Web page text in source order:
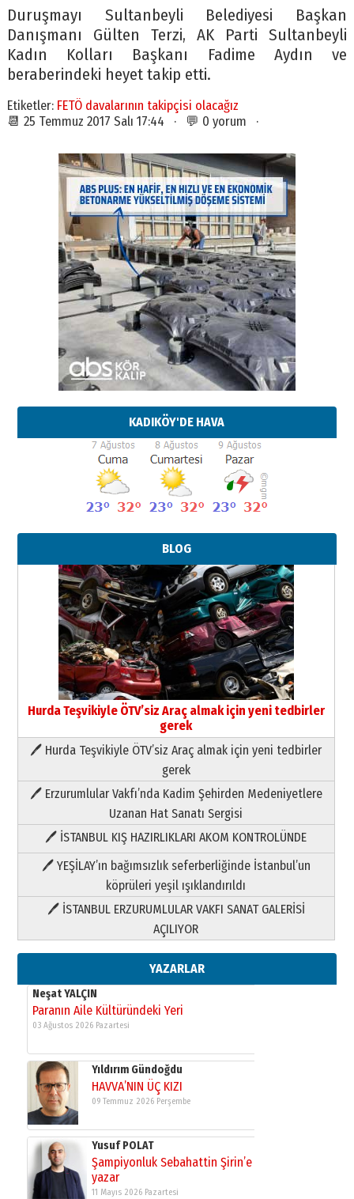
Duruşmayı Sultanbeyli Belediyesi Başkan
Danışmanı Gülten Terzi, AK Parti Sultanbeyli
Kadın Kolları Başkanı Fadime Aydın ve
beraberindeki heyet takip etti.
Etiketler: FETÖ davalarının takipçisi olacağız
📆 25 Temmuz 2017 Salı 17:44 · 💬 0 yorum ·
KADIKÖY'DE HAVA
BLOG
Hurda Teşvikiyle ÖTV’siz Araç almak için yeni tedbirler
gerek
🖊 Hurda Teşvikiyle ÖTV’siz Araç almak için yeni tedbirler
gerek
🖊 Erzurumlular Vakfı’nda Kadim Şehirden Medeniyetlere
Uzanan Hat Sanatı Sergisi
🖊 İSTANBUL KIŞ HAZIRLIKLARI AKOM KONTROLÜNDE
🖊 YEŞİLAY’ın bağımsızlık seferberliğinde İstanbul’un
köprüleri yeşil ışıklandırıldı
🖊 İSTANBUL ERZURUMLULAR VAKFI SANAT GALERİSİ
AÇILIYOR
YAZARLAR
Paranın Aile Kültüründeki Yeri
03 Ağustos 2026 Pazartesi
Yıldırım Gündoğdu
HAVVA’NIN ÜÇ KIZI
09 Temmuz 2026 Perşembe
Yusuf POLAT
Şampiyonluk Sebahattin Şirin’e
yazar
11 Mayıs 2026 Pazartesi
Neşat YALÇIN
Paranın Aile Kültüründeki Yeri
03 Ağustos 2026 Pazartesi
Yıldırım Gündoğdu
HAVVA’NIN ÜÇ KIZI
09 Temmuz 2026 Perşembe
Yusuf POLAT
Şampiyonluk Sebahattin Şirin’e
yazar
11 Mayıs 2026 Pazartesi